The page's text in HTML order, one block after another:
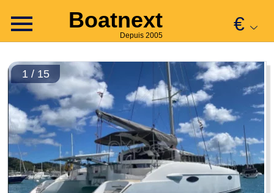
Boatnext
Depuis 2005
€
1 / 15